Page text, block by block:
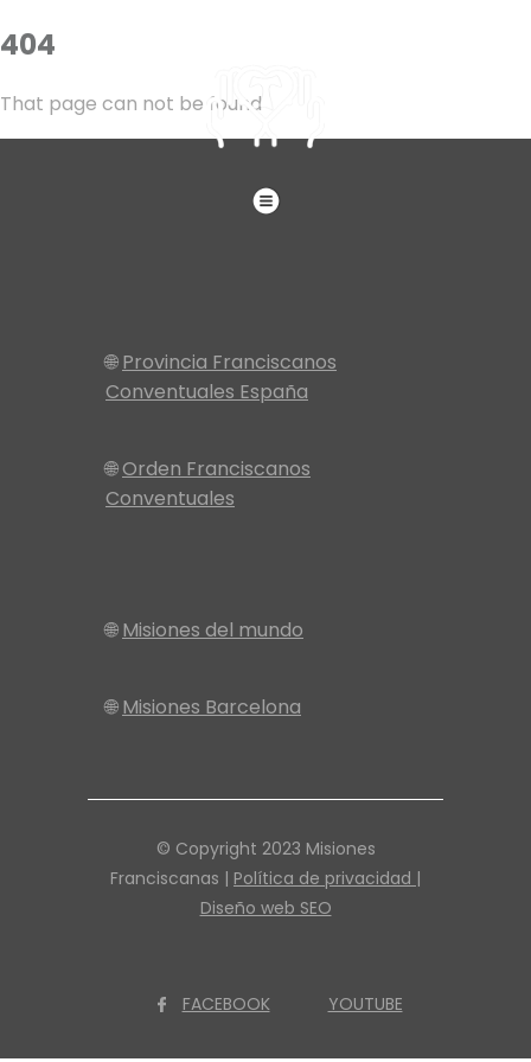
404
That page can not be found
🌐Provincia Franciscanos
Conventuales España
🌐Orden Franciscanos
Conventuales
🌐Misiones del mundo
🌐Misiones Barcelona
© Copyright 2023 Misiones
Franciscanas | Política de privacidad |
Diseño web SEO
FACEBOOK YOUTUBE